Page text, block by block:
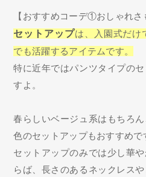
【おすすめコーデ①おしゃれさ
セットアップは、入園式だけ
でも活躍するアイテムです。
特に近年ではパンツタイプの
すよ。
春らしいベージュ系はもちろ
色のセットアップもおすすめで
セットアップのみでは少し華
らば、長さのあるネックレス